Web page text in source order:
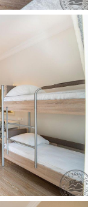
km nuo
mokestį